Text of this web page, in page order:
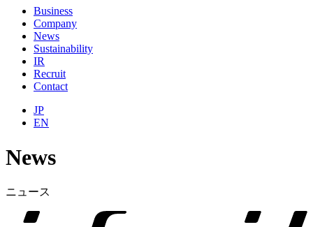
Business
Company
News
Sustainability
IR
Recruit
Contact
JP
EN
News
ニュース